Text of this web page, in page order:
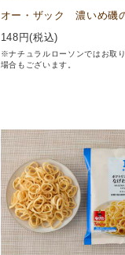
オー・ザック 濃いめ磯
148 円(税込)
※ナチュラルローソンではお取
場合もございます。